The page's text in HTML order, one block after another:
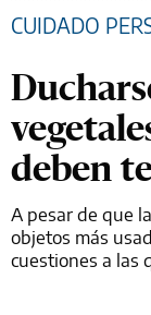
CUIDADO
deben
A pesar de que
objetos más
cuestiones a las